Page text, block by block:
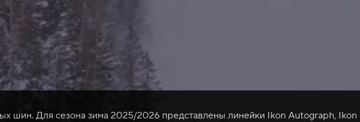
шин. Для сезона зима 2025/2026 представлены линейки Ikon Autograph,